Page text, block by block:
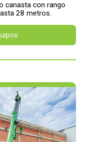
canasta con rango
28 metros.